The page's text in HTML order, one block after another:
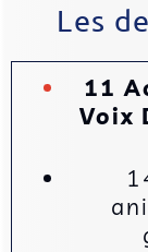
Les
11
Voix